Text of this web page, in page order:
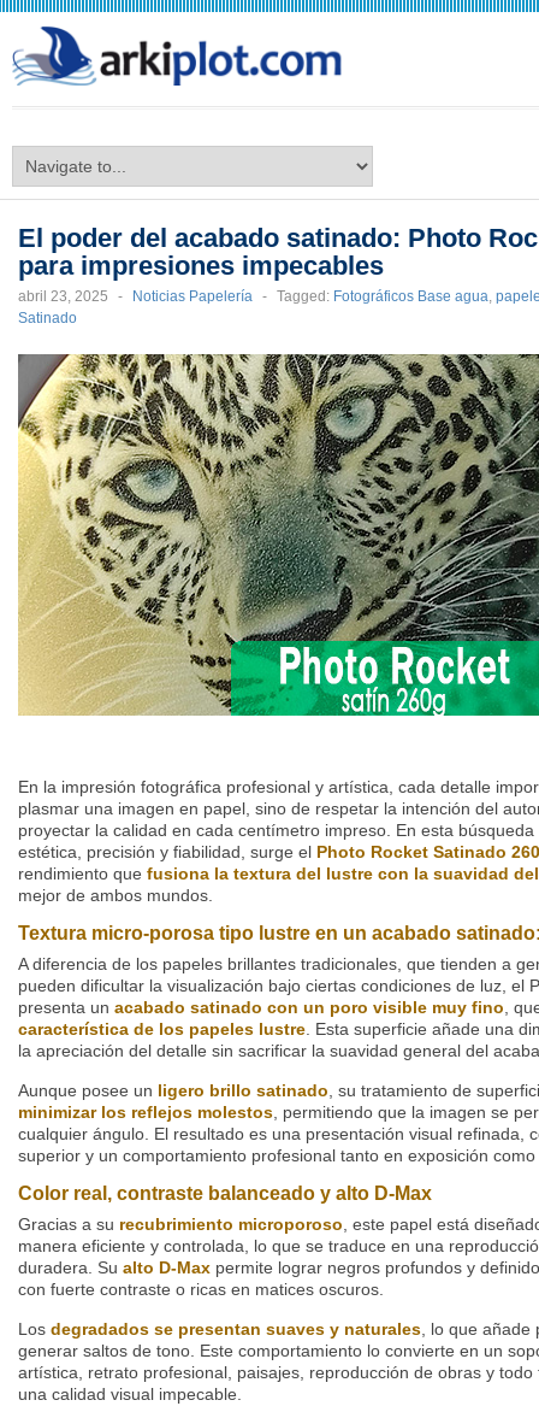
El poder del acabado satinado: Photo
para impresiones impecables
abril 23, 2025 - Noticias Papelería - Tagged: Fotográficos Base agua,
Satinado
En la impresión fotográfica profesional y artística, cada detalle
plasmar una imagen en papel, sino de respetar la intención del
proyectar la calidad en cada centímetro impreso. En esta
estética, precisión y fiabilidad, surge el Photo Rocket Satinado
rendimiento que fusiona la textura del lustre con la suavidad
mejor de ambos mundos.
Textura micro-porosa tipo lustre en un acabado
A diferencia de los papeles brillantes tradicionales, que tienden a
pueden dificultar la visualización bajo ciertas condiciones de luz, el
presenta un acabado satinado con un poro visible muy fino,
característica de los papeles lustre. Esta superficie añade una
la apreciación del detalle sin sacrificar la suavidad general del
Aunque posee un ligero brillo satinado, su tratamiento de
minimizar los reflejos molestos, permitiendo que la imagen se
cualquier ángulo. El resultado es una presentación visual refinada,
superior y un comportamiento profesional tanto en exposición
Color real, contraste balanceado y alto D-Max
Gracias a su recubrimiento microporoso, este papel está
manera eficiente y controlada, lo que se traduce en una
duradera. Su alto D-Max permite lograr negros profundos y
con fuerte contraste o ricas en matices oscuros.
Los degradados se presentan suaves y naturales, lo que añade
generar saltos de tono. Este comportamiento lo convierte en un
artística, retrato profesional, paisajes, reproducción de obras y
una calidad visual impecable.